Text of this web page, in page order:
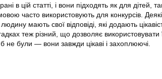
в цій статті, і вони підходять як для дітей,
часто використовують для конкурсів. Деякі
мають свої відповіді, які додають
теж різний, що дозволяє використовувати
не були — вони завжди цікаві і захоплюючі.